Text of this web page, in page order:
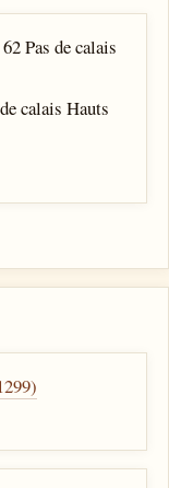
Pas de calais
calais Hauts